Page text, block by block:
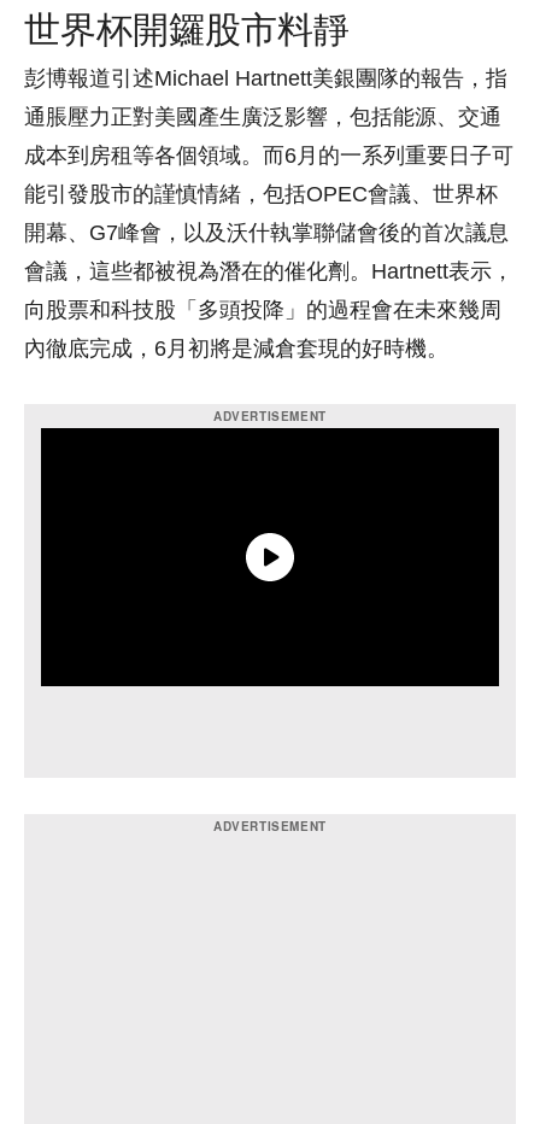
世界杯開鑼股市料靜
彭博報道引述Michael Hartnett美銀團隊的報告，指
通脹壓力正對美國產生廣泛影響，包括能源、交通
成本到房租等各個領域。而6月的一系列重要日子可
能引發股市的謹慎情緒，包括OPEC會議、世界杯
開幕、G7峰會，以及沃什執掌聯儲會後的首次議息
會議，這些都被視為潛在的催化劑。Hartnett表示，
向股票和科技股「多頭投降」的過程會在未來幾周
內徹底完成，6月初將是減倉套現的好時機。